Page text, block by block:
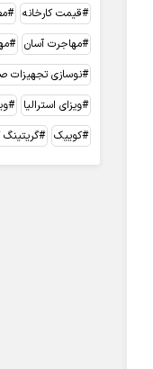
قیمت کارخانه
مهاجرت آسان
نوسازی تجهیزات
ویزای استرالیا
کوییک
گریتینگ